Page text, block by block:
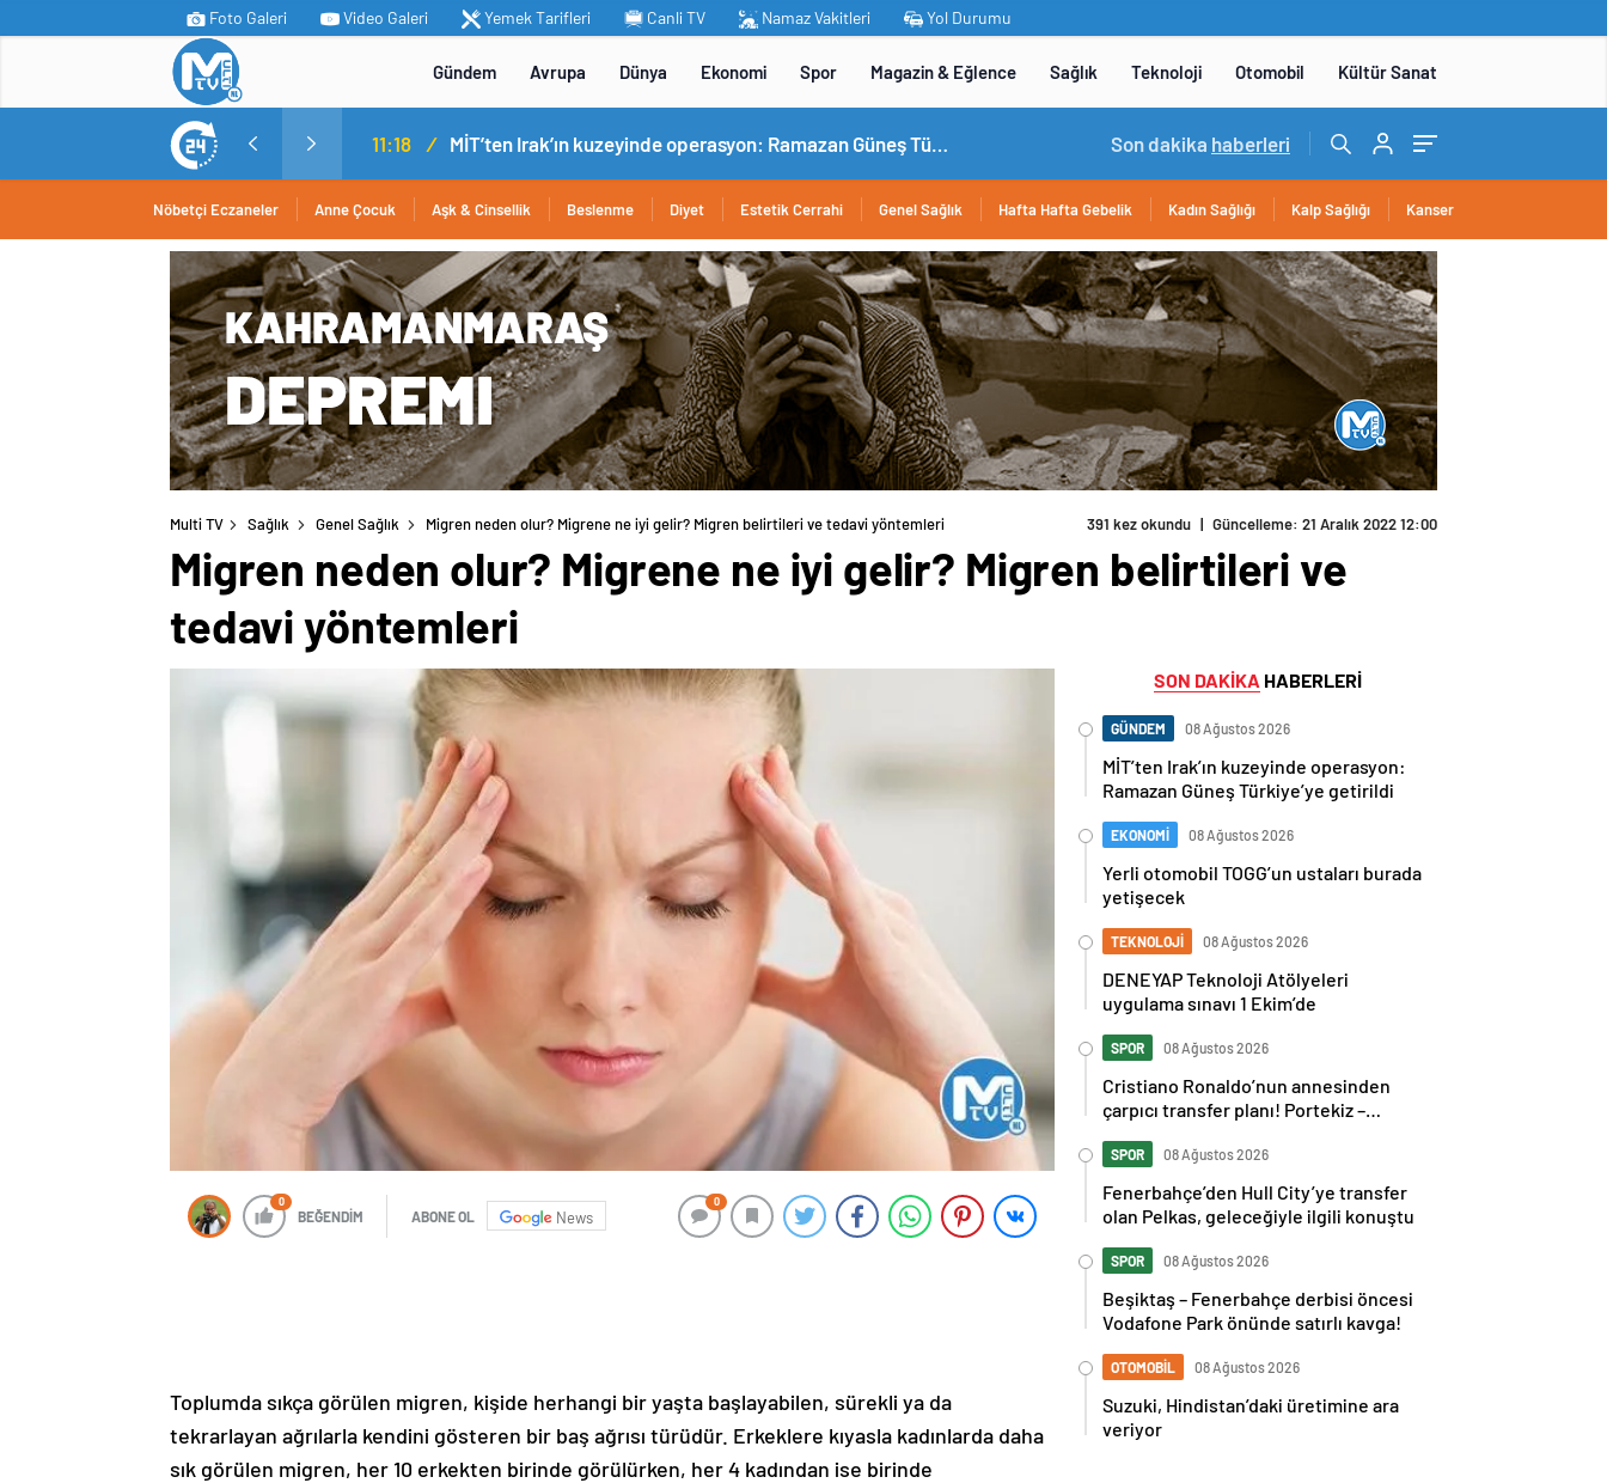
Foto Galeri Video Galeri Yemek Tarifleri Canli TV Namaz Vakitleri Yol Durumu
Gündem Avrupa Dünya Ekonomi Spor Magazin & Eğlence Sağlık Teknoloji Otomobil Kültür Sanat
11:18 / MİT’ten Irak’ın kuzeyinde operasyon: Ramazan Güneş Türkiye’ye getirildi 14:05 / Yerli otomobil TOGG’un ustaları burada yetişecek
Son dakika haberleri
Nöbetçi Eczaneler Anne Çocuk Aşk & Cinsellik Beslenme Diyet Estetik Cerrahi Genel Sağlık Hafta Hafta Gebelik Kadın Sağlığı Kalp Sağlığı Kanser
Multi TV Sağlık Genel Sağlık Migren neden olur? Migrene ne iyi gelir? Migren belirtileri ve tedavi yöntemleri 391 kez okundu | Güncelleme: 21 Aralık 2022 12:00
Migren neden olur? Migrene ne iyi gelir? Migren belirtileri ve
tedavi yöntemleri
0
BEĞENDİM ABONE OL News
0
Toplumda sıkça görülen migren, kişide herhangi bir yaşta başlayabilen, sürekli ya da
tekrarlayan ağrılarla kendini gösteren bir baş ağrısı türüdür. Erkeklere kıyasla kadınlarda daha
sık görülen migren, her 10 erkekten birinde görülürken, her 4 kadından ise birinde
SON DAKİKA HABERLERİ
GÜNDEM 08 Ağustos 2026
MİT’ten Irak’ın kuzeyinde operasyon:
Ramazan Güneş Türkiye’ye getirildi
EKONOMİ 08 Ağustos 2026
Yerli otomobil TOGG’un ustaları burada
yetişecek
TEKNOLOJİ 08 Ağustos 2026
DENEYAP Teknoloji Atölyeleri
uygulama sınavı 1 Ekim’de
SPOR 08 Ağustos 2026
Cristiano Ronaldo’nun annesinden
çarpıcı transfer planı! Portekiz –
kardeşinden sert cevap
SPOR 08 Ağustos 2026
Fenerbahçe’den Hull City’ye transfer
olan Pelkas, geleceğiyle ilgili konuştu
SPOR 08 Ağustos 2026
Beşiktaş – Fenerbahçe derbisi öncesi
Vodafone Park önünde satırlı kavga!
OTOMOBİL 08 Ağustos 2026
Suzuki, Hindistan’daki üretimine ara
veriyor